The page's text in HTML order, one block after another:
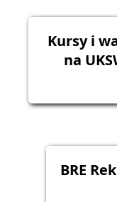
Kursy i
na
BRE